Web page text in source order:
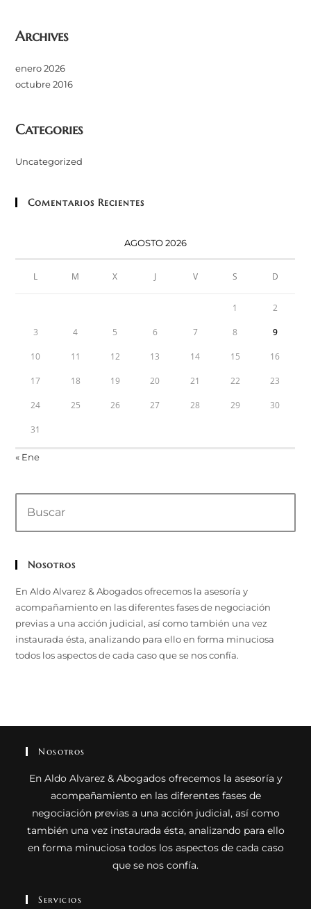
Archives
enero 2026
octubre 2016
Categories
Uncategorized
Comentarios Recientes
AGOSTO 2026
L M X J V S D
1 2
3 4 5 6 7 8 9
10 11 12 13 14 15 16
17 18 19 20 21 22 23
24 25 26 27 28 29 30
31
« Ene
esta
Nosotros
En Aldo Alvarez & Abogados ofrecemos la asesoría y
acompañamiento en las diferentes fases de negociación
previas a una acción judicial, así como también una vez
instaurada ésta, analizando para ello en forma minuciosa
todos los aspectos de cada caso que se nos confía.
Nosotros
En Aldo Alvarez & Abogados ofrecemos la asesoría y
acompañamiento en las diferentes fases de
negociación previas a una acción judicial, así como
también una vez instaurada ésta, analizando para ello
en forma minuciosa todos los aspectos de cada caso
que se nos confía.
Servicios